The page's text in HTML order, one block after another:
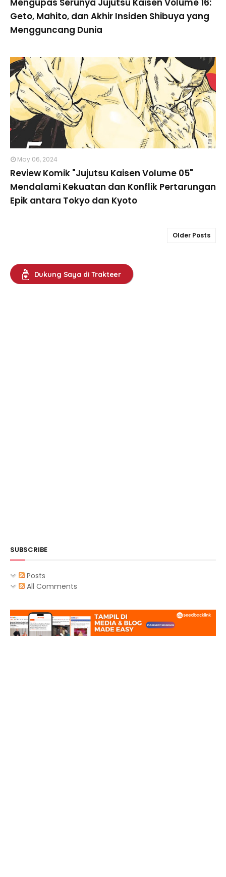
Mengupas Serunya Jujutsu Kaisen Volume 16:
Geto, Mahito, dan Akhir Insiden Shibuya yang
Mengguncang Dunia
May 06, 2024
Review Komik "Jujutsu Kaisen Volume 05"
Mendalami Kekuatan dan Konflik Pertarungan
Epik antara Tokyo dan Kyoto
Older Posts
Dukung Saya di Trakteer
SUBSCRIBE
Posts
All Comments